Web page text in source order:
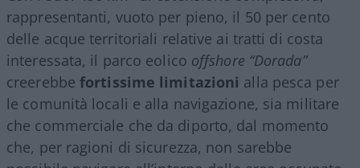
rappresentanti, vuoto per pieno, il 50 per cento
delle acque territoriali relative ai tratti di costa
interessata, il parco eolico offshore “Dorada”
creerebbe fortissime limitazioni alla pesca per
le comunità locali e alla navigazione, sia militare
che commerciale che da diporto, dal momento
che, per ragioni di sicurezza, non sarebbe